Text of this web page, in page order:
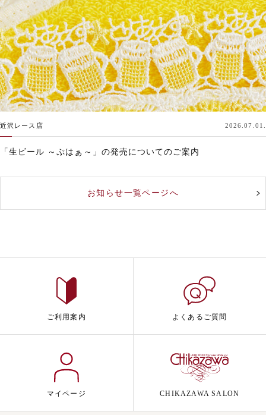
近沢レース店 2026.07.01.
「生ビール ～ぷはぁ～」の発売についてのご案内
お知らせ一覧ページへ
ご利用案内 よくあるご質問
マイページ CHIKAZAWA SALON